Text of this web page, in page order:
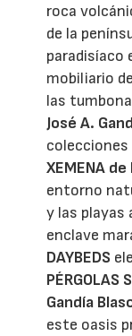
roca
de la
paradisíaco
mobiliario
las
José A.
colecciones
XEMENA
entorno
y las playas
enclave
DAYBEDS
PÉRGOLAS
Gandía
este oasis